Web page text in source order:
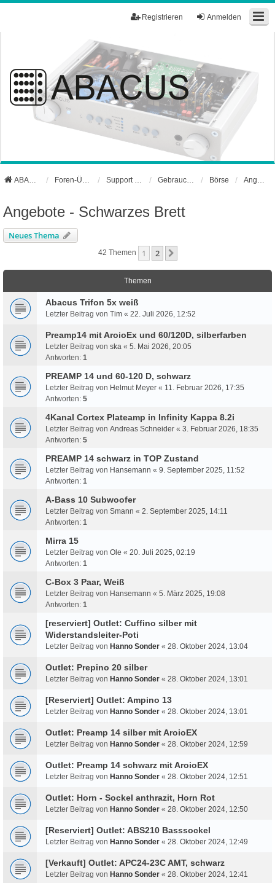
Anmelden
Registrieren
ABACUS Webseite Börse
Angebote - Schwarzes Brett
Neues Thema
42 Themen 1 2
Themen
Abacus Trifon 5x weiß
Letzter Beitrag von Tim « 22. Juli 2026, 12:52
Preamp14 mit AroioEx und 60/120D, silberfarben
Letzter Beitrag von ska « 5. Mai 2026, 20:05
Antworten: 1
PREAMP 14 und 60-120 D, schwarz
Letzter Beitrag von Helmut Meyer « 11. Februar 2026, 17:35
Antworten: 5
4Kanal Cortex Plateamp in Infinity Kappa 8.2i
Letzter Beitrag von Andreas Schneider « 3. Februar 2026, 18:35
Antworten: 5
PREAMP 14 schwarz in TOP Zustand
Letzter Beitrag von Hansemann « 9. September 2025, 11:52
Antworten: 1
A-Bass 10 Subwoofer
Letzter Beitrag von Smann « 2. September 2025, 14:11
Antworten: 1
Mirra 15
Letzter Beitrag von Ole « 20. Juli 2025, 02:19
Antworten: 1
C-Box 3 Paar, Weiß
Letzter Beitrag von Hansemann « 5. März 2025, 19:08
Antworten: 1
[reserviert] Outlet: Cuffino silber mit
Widerstandsleiter-Poti
Letzter Beitrag von Hanno Sonder « 28. Oktober 2024, 13:04
Outlet: Prepino 20 silber
Letzter Beitrag von Hanno Sonder « 28. Oktober 2024, 13:01
[Reserviert] Outlet: Ampino 13
Letzter Beitrag von Hanno Sonder « 28. Oktober 2024, 13:01
Outlet: Preamp 14 silber mit AroioEX
Letzter Beitrag von Hanno Sonder « 28. Oktober 2024, 12:59
Outlet: Preamp 14 schwarz mit AroioEX
Letzter Beitrag von Hanno Sonder « 28. Oktober 2024, 12:51
Outlet: Horn - Sockel anthrazit, Horn Rot
Letzter Beitrag von Hanno Sonder « 28. Oktober 2024, 12:50
[Reserviert] Outlet: ABS210 Basssockel
Letzter Beitrag von Hanno Sonder « 28. Oktober 2024, 12:49
[Verkauft] Outlet: APC24-23C AMT, schwarz
Letzter Beitrag von Hanno Sonder « 28. Oktober 2024, 12:41